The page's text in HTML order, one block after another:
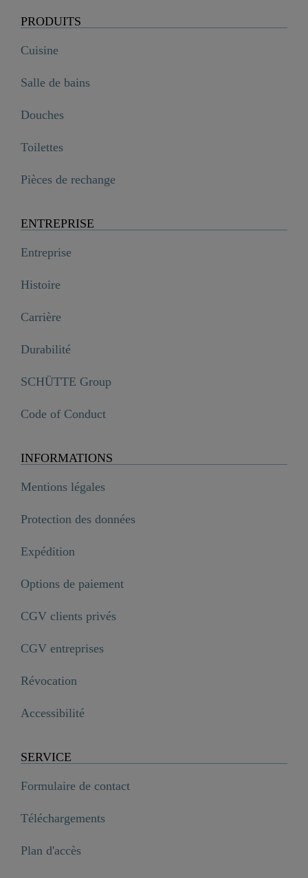
PRODUITS
Cuisine
Salle de bains
Douches
Toilettes
Pièces de rechange
ENTREPRISE
Entreprise
Histoire
Carrière
Durabilité
SCHÜTTE Group
Code of Conduct
INFORMATIONS
Mentions légales
Protection des données
Expédition
Options de paiement
CGV clients privés
CGV entreprises
Révocation
Accessibilité
SERVICE
Formulaire de contact
Téléchargements
Plan d'accès